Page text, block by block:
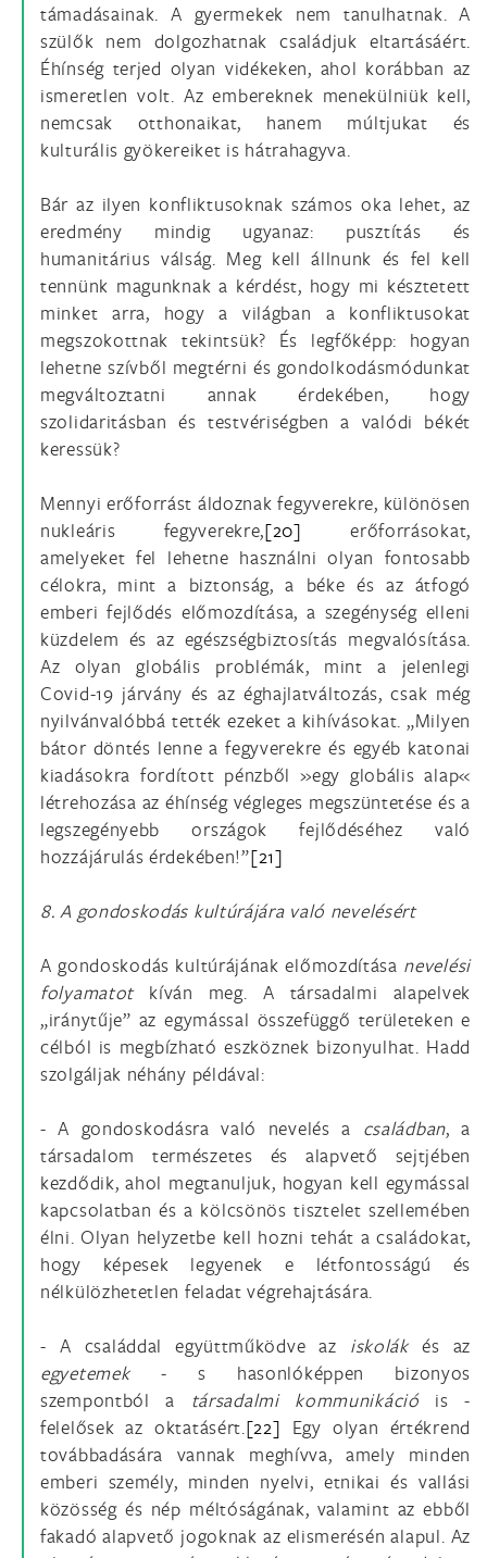
támadásainak. A gyermekek nem tanulhatnak. A
szülők nem dolgozhatnak családjuk eltartásáért.
Éhínség terjed olyan vidékeken, ahol korábban az
ismeretlen volt. Az embereknek menekülniük kell,
nemcsak otthonaikat, hanem múltjukat és
kulturális gyökereiket is hátrahagyva.
Bár az ilyen konfliktusoknak számos oka lehet, az
eredmény mindig ugyanaz: pusztítás és
humanitárius válság. Meg kell állnunk és fel kell
tennünk magunknak a kérdést, hogy mi késztetett
minket arra, hogy a világban a konfliktusokat
megszokottnak tekintsük? És legfőképp: hogyan
lehetne szívből megtérni és gondolkodásmódunkat
megváltoztatni annak érdekében, hogy
szolidaritásban és testvériségben a valódi békét
keressük?
Mennyi erőforrást áldoznak fegyverekre, különösen
nukleáris fegyverekre,[20] erőforrásokat,
amelyeket fel lehetne használni olyan fontosabb
célokra, mint a biztonság, a béke és az átfogó
emberi fejlődés előmozdítása, a szegénység elleni
küzdelem és az egészségbiztosítás megvalósítása.
Az olyan globális problémák, mint a jelenlegi
Covid-19 járvány és az éghajlatváltozás, csak még
nyilvánvalóbbá tették ezeket a kihívásokat. „Milyen
bátor döntés lenne a fegyverekre és egyéb katonai
kiadásokra fordított pénzből »egy globális alap«
létrehozása az éhínség végleges megszüntetése és a
legszegényebb országok fejlődéséhez való
hozzájárulás érdekében!”[21]
8. A gondoskodás kultúrájára való nevelésért
A gondoskodás kultúrájának előmozdítása nevelési
folyamatot kíván meg. A társadalmi alapelvek
„iránytűje” az egymással összefüggő területeken e
célból is megbízható eszköznek bizonyulhat. Hadd
szolgáljak néhány példával:
- A gondoskodásra való nevelés a családban, a
társadalom természetes és alapvető sejtjében
kezdődik, ahol megtanuljuk, hogyan kell egymással
kapcsolatban és a kölcsönös tisztelet szellemében
élni. Olyan helyzetbe kell hozni tehát a családokat,
hogy képesek legyenek e létfontosságú és
nélkülözhetetlen feladat végrehajtására.
- A családdal együttműködve az iskolákés az
egyetemek - s hasonlóképpen bizonyos
szempontból a társadalmi kommunikáció is -
felelősek az oktatásért.[22] Egy olyan értékrend
továbbadására vannak meghívva, amely minden
emberi személy, minden nyelvi, etnikai és vallási
közösség és nép méltóságának, valamint az ebből
fakadó alapvető jogoknak az elismerésén alapul. Az